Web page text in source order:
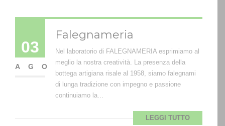
03
AGO
Falegnameria
Nel laboratorio di FALEGNAMERIA esprimiamo al
meglio la nostra creatività. La presenza della
bottega artigiana risale al 1958, siamo falegnami
di lunga tradizione con impegno e passione
continuiamo la...
LEGGI TUTTO